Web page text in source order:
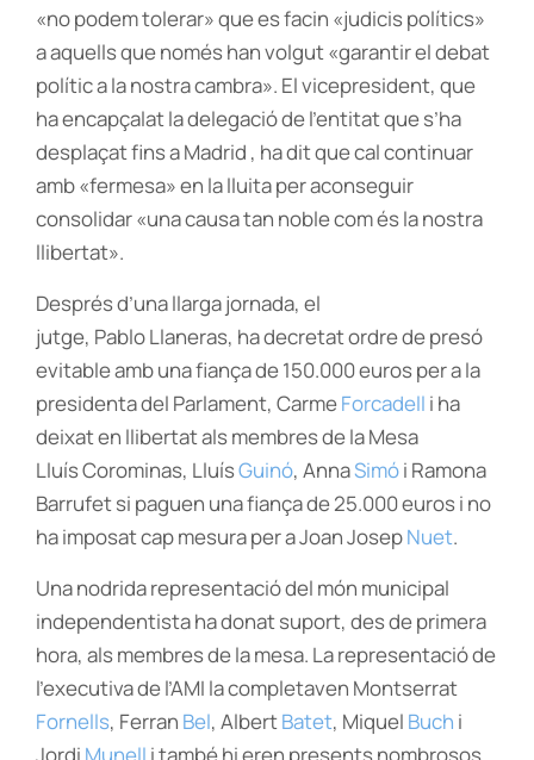
«no podem tolerar» que es facin «judicis polítics»
a aquells que només han volgut «garantir el debat
polític a la nostra cambra». El vicepresident, que
ha encapçalat la delegació de l’entitat que s’ha
desplaçat fins a Madrid , ha dit que cal continuar
amb «fermesa» en la lluita per aconseguir
consolidar «una causa tan noble com és la nostra
llibertat».
Després d’una llarga jornada, el
jutge, PabloLlaneras, ha decretat ordre de presó
evitable amb una fiança de 150.000 euros per a la
presidenta del Parlament, CarmeForcadell i ha
deixat en llibertat als membres de la Mesa
LluísCorominas, LluísGuinó, AnnaSimói Ramona
Barrufet si paguen una fiança de 25.000 euros i no
ha imposat cap mesura per a Joan JosepNuet.
Una nodrida representació del món municipal
independentista ha donat suport, des de primera
hora, als membres de la mesa. La representació de
l’executiva de l’AMI la completaven Montserrat
Fornells, Ferran Bel, AlbertBatet, Miquel Buch i